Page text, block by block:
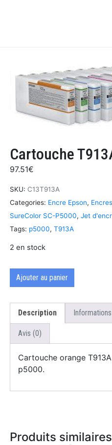
Cartouche
97.51€
SKU: C13T913A
Categories: Encre Epson,
SureColor SC-P5000, Jet
Tags: p5000, T913A
2 en stock
Ajouter au panier
Description
Avis (0)
Cartouche orange
p5000.
Produits similaires